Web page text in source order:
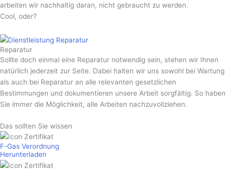
arbeiten wir nachhaltig daran, nicht gebraucht zu werden.
Cool, oder?
Reparatur
Sollte doch einmal eine Reparatur notwendig sein, stehen wir Ihnen
natürlich jederzeit zur Seite. Dabei halten wir uns sowohl bei Wartung
als auch bei Reparatur an alle relevanten gesetzlichen
Bestimmungen und dokumentieren unsere Arbeit sorgfältig. So haben
Sie immer die Möglichkeit, alle Arbeiten nachzu­vollziehen.
Das sollten Sie wissen
F-Gas Verordnung
Herunter­laden